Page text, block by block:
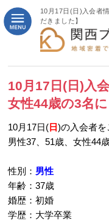
10月17日(日)入会者
だきました】
10月17日(日)入
女性44歳の3名
10月17日( 日)の入会者を
男性37、51歳、女性44
性別： 男性
年齢：37歳
婚歴：初婚
学歴：大学卒業